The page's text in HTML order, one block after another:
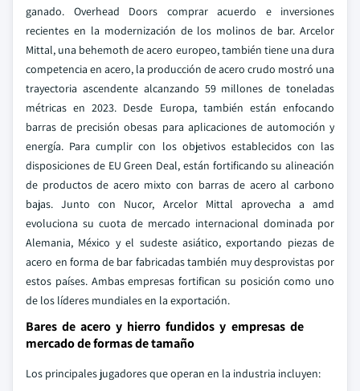
ganado. Overhead Doors comprar acuerdo e inversiones
recientes en la modernización de los molinos de bar. Arcelor
Mittal, una behemoth de acero europeo, también tiene una dura
competencia en acero, la producción de acero crudo mostró una
trayectoria ascendente alcanzando 59 millones de toneladas
métricas en 2023. Desde Europa, también están enfocando
barras de precisión obesas para aplicaciones de automoción y
energía. Para cumplir con los objetivos establecidos con las
disposiciones de EU Green Deal, están fortificando su alineación
de productos de acero mixto con barras de acero al carbono
bajas. Junto con Nucor, Arcelor Mittal aprovecha a amd
evoluciona su cuota de mercado internacional dominada por
Alemania, México y el sudeste asiático, exportando piezas de
acero en forma de bar fabricadas también muy desprovistas por
estos países. Ambas empresas fortifican su posición como uno
de los líderes mundiales en la exportación.
Bares de acero y hierro fundidos y empresas de
mercado de formas de tamaño
Los principales jugadores que operan en la industria incluyen: